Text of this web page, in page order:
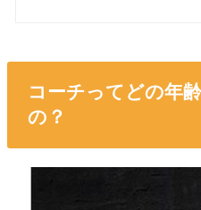
コーチってどの年
の？